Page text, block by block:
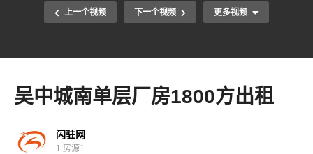
上一个视频 下一个视频 更多视频
吴中城南单层厂房1800方出租
闪驻网
1 房源1